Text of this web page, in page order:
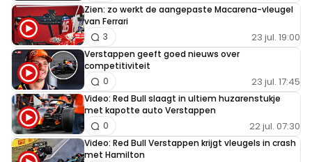
Zien: zo werkt de aangepaste Macarena-vleugel
van Ferrari
23 jul. 19:00
3
Verstappen geeft goed nieuws over
competitiviteit
23 jul. 17:45
0
Video: Red Bull slaagt in ultiem huzarenstukje
met kapotte auto Verstappen
22 jul. 07:30
0
Video: Red Bull Verstappen krijgt vleugels in crash
met Hamilton